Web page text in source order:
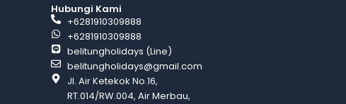
Hubungi Kami
+6281910309888
+6281910309888
belitungholidays (Line)
belitungholidays@gmail.com
Jl. Air Ketekok No.16,
RT.014/RW.004, Air Merbau,